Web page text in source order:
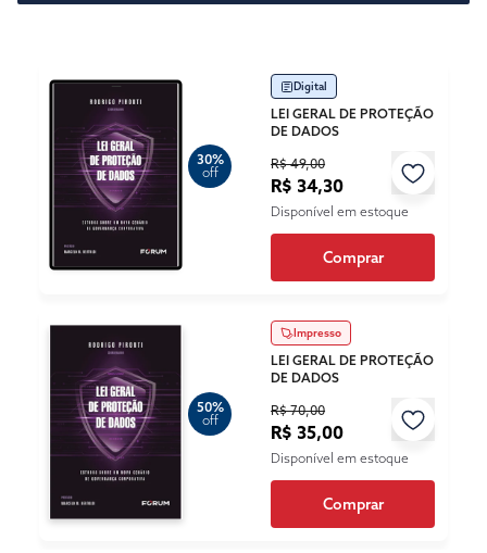
30%
off
Digital
LEI GERAL DE PROTEÇÃO
DE DADOS
R$ 49,00
R$ 34,30
Disponível em estoque
Comprar
50%
off
Impresso
LEI GERAL DE PROTEÇÃO
DE DADOS
R$ 70,00
R$ 35,00
Disponível em estoque
Comprar